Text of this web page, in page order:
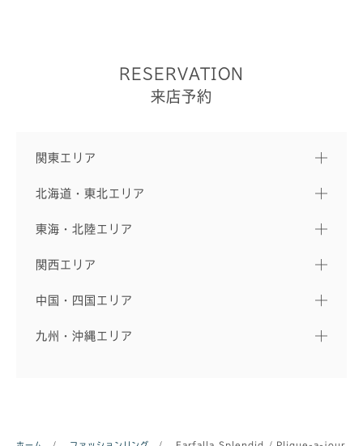
RESERVATION
来店予約
関東エリア
北海道・東北エリア
東海・北陸エリア
関西エリア
中国・四国エリア
九州・沖縄エリア